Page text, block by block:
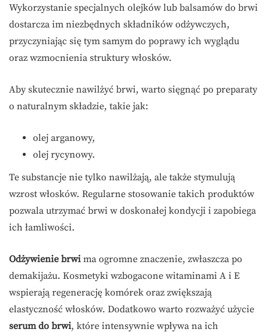
Wykorzystanie specjalnych olejków lub balsamów do brwi
dostarcza im niezbędnych składników odżywczych,
przyczyniając się tym samym do poprawy ich wyglądu
oraz wzmocnienia struktury włosków.
Aby skutecznie nawilżyć brwi, warto sięgnąć po preparaty
o naturalnym składzie, takie jak:
olej arganowy,
olej rycynowy.
Te substancje nie tylko nawilżają, ale także stymulują
wzrost włosków. Regularne stosowanie takich produktów
pozwala utrzymać brwi w doskonałej kondycji i zapobiega
ich łamliwości.
Odżywienie brwi ma ogromne znaczenie, zwłaszcza po
demakijażu. Kosmetyki wzbogacone witaminami A i E
wspierają regenerację komórek oraz zwiększają
elastyczność włosków. Dodatkowo warto rozważyć użycie
serum do brwi, które intensywnie wpływa na ich